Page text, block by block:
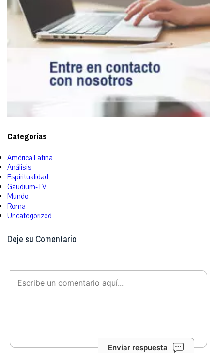
Categorías
América Latina
Análisis
Espiritualidad
Gaudium-TV
Mundo
Roma
Uncategorized
Deje su Comentario
Enviar respuesta